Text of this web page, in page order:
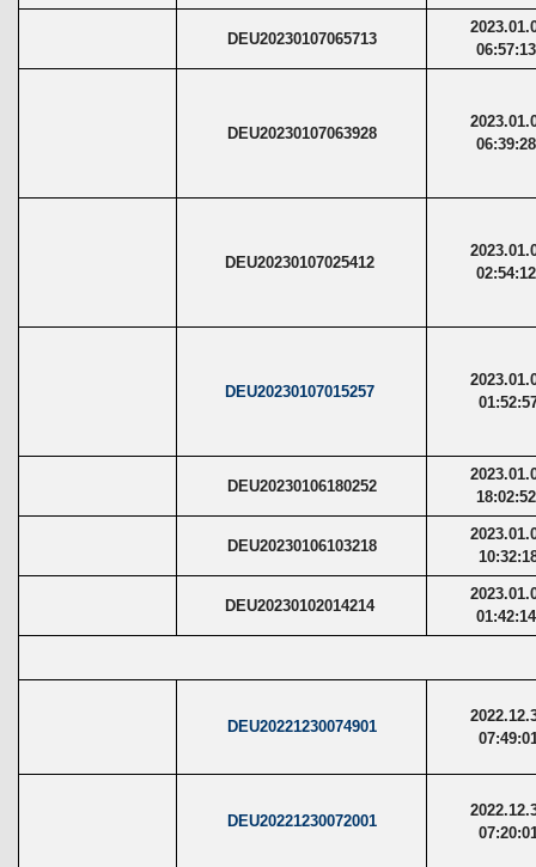
DEU20230107065713
DEU20230107063928
DEU20230107025412
DEU20230107015257
DEU20230106180252
DEU20230106103218
DEU20230102014214
DEU20221230074901
DEU20221230072001